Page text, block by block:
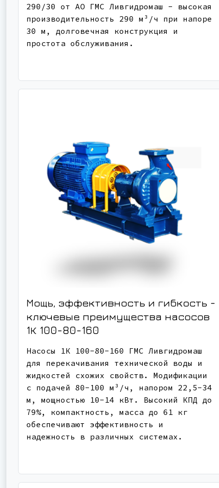
290/30 от АО ГМС Ливгидромаш - высокая
производительность 290 м³/ч при напоре
30 м, долговечная конструкция и
простота обслуживания.
Мощь, эффективность и гибкость -
ключевые преимущества насосов
1К 100-80-160
Насосы 1К 100-80-160 ГМС Ливгидромаш
для перекачивания технической воды и
жидкостей схожих свойств. Модификации
с подачей 80-100 м³/ч, напором 22,5-34
м, мощностью 10-14 кВт. Высокий КПД до
79%, компактность, масса до 61 кг
обеспечивают эффективность и
надежность в различных системах.